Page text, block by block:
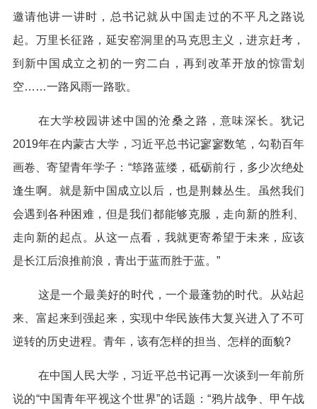
邀请他讲一讲时，总书记就从中国走过的不平凡之路说
起。万里长征路，延安窑洞里的马克思主义，进京赶考，
到新中国成立之初的一穷二白，再到改革开放的惊雷划
空……一路风雨一路歌。
在大学校园讲述中国的沧桑之路，意味深长。犹记
2019年在内蒙古大学，习近平总书记寥寥数笔，勾勒百年
画卷、寄望青年学子：“筚路蓝缕，砥砺前行，多少次绝处
逢生啊。就是新中国成立以后，也是荆棘丛生。虽然我们
会遇到各种困难，但是我们都能够克服，走向新的胜利、
走向新的起点。从这一点看，我就更寄希望于未来，应该
是长江后浪推前浪，青出于蓝而胜于蓝。”
这是一个最美好的时代，一个最蓬勃的时代。从站起
来、富起来到强起来，实现中华民族伟大复兴进入了不可
逆转的历史进程。青年，该有怎样的担当、怎样的面貌?
在中国人民大学，习近平总书记再一次谈到一年前所
说的“中国青年平视这个世界”的话题：“鸦片战争、甲午战